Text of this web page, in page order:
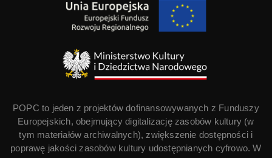
POPC to jeden z projektów dofinansowywanych z Funduszy
Europejskich, obejmujący digitalizację zasobów kultury (w
tym materiałów archiwalnych), zwiększenie dostępności i
poprawę jakości zasobów kultury udostępnianych cyfrowo. W